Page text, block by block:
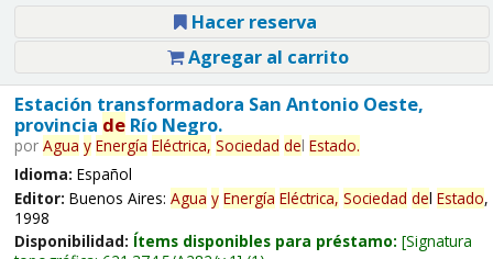
Hacer reserva
Agregar al carrito
Estación transformadora San Antonio Oeste,
provincia deRío Negro.
por Agua y Energía Eléctrica, Sociedad del Estado.
Idioma: Español
Editor: Buenos Aires: Agua y Energía Eléctrica, Sociedad del Estado,
1998
Disponibilidad: Ítems disponibles para préstamo: Signatura